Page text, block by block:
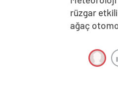
rüzgar
ağaç